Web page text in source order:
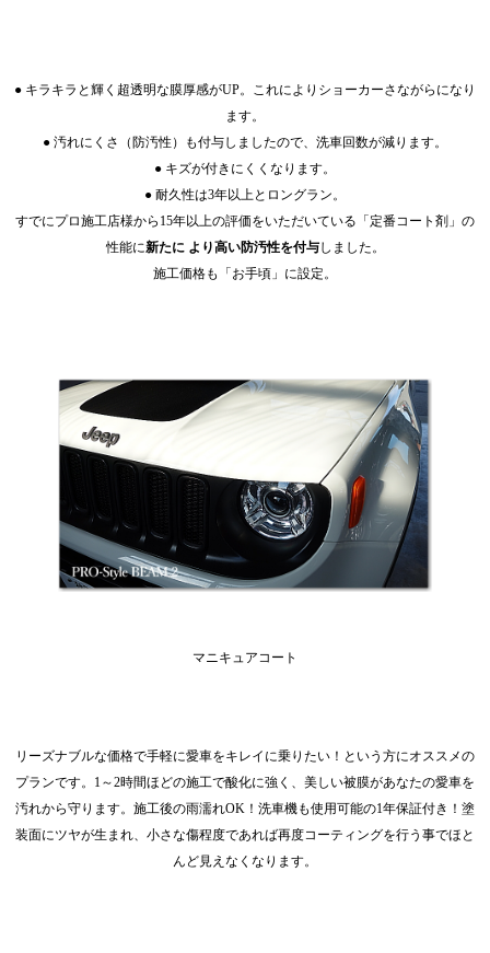
● キラキラと輝く超透明な膜厚感がUP。これによりショーカーさながらになり
ます。
● 汚れにくさ（防汚性）も付与しましたので、洗車回数が減ります。
● キズが付きにくくなります。
● 耐久性は3年以上とロングラン。
すでにプロ施工店様から15年以上の評価をいただいている「定番コート剤」の
性能に新たに より高い防汚性を付与しました。
施工価格も「お手頃」に設定。
マニキュアコート
リーズナブルな価格で手軽に愛車をキレイに乗りたい！という方にオススメの
プランです。1～2時間ほどの施工で酸化に強く、美しい被膜があなたの愛車を
汚れから守ります。施工後の雨濡れOK！洗車機も使用可能の1年保証付き！塗
装面にツヤが生まれ、小さな傷程度であれば再度コーティングを行う事でほと
んど見えなくなります。